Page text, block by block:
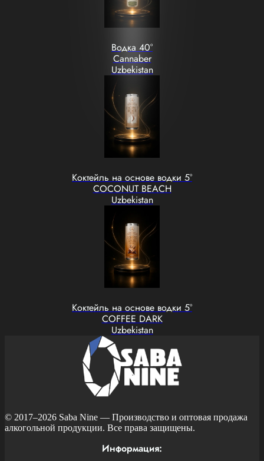
Водка 40°
Cannaber
Uzbekistan
Коктейль на основе водки 5°
COCONUT BEACH
Uzbekistan
Коктейль на основе водки 5°
COFFEE DARK
Uzbekistan
© 2017–2026 Saba Nine — Производство и оптовая продажа
алкогольной продукции. Все права защищены.
Информация: